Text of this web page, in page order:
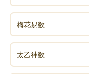
梅花易数
太乙神数